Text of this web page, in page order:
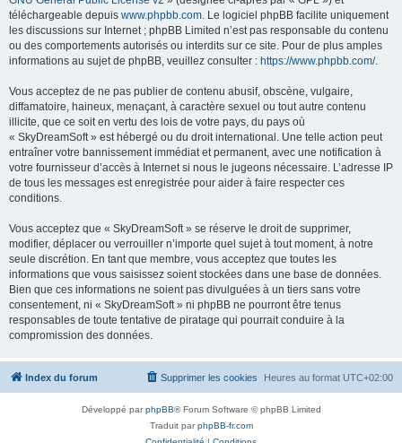
téléchargeable depuis www.phpbb.com. Le logiciel phpBB facilite uniquement
les discussions sur Internet ; phpBB Limited n’est pas responsable du contenu
ou des comportements autorisés ou interdits sur ce site. Pour de plus amples
informations au sujet de phpBB, veuillez consulter : https://www.phpbb.com/.
Vous acceptez de ne pas publier de contenu abusif, obscène, vulgaire,
diffamatoire, haineux, menaçant, à caractère sexuel ou tout autre contenu
illicite, que ce soit en vertu des lois de votre pays, du pays où
« SkyDreamSoft » est hébergé ou du droit international. Une telle action peut
entraîner votre bannissement immédiat et permanent, avec une notification à
votre fournisseur d’accès à Internet si nous le jugeons nécessaire. L’adresse IP
de tous les messages est enregistrée pour aider à faire respecter ces
conditions.
Vous acceptez que « SkyDreamSoft » se réserve le droit de supprimer,
modifier, déplacer ou verrouiller n’importe quel sujet à tout moment, à notre
seule discrétion. En tant que membre, vous acceptez que toutes les
informations que vous saisissez soient stockées dans une base de données.
Bien que ces informations ne soient pas divulguées à un tiers sans votre
consentement, ni « SkyDreamSoft » ni phpBB ne pourront être tenus
responsables de toute tentative de piratage qui pourrait conduire à la
compromission des données.
Index du forum Heures au format UTC+02:00
Supprimer les cookies
Développé parphpBB® Forum Software © phpBB Limited
Traduit parphpBB-fr.com